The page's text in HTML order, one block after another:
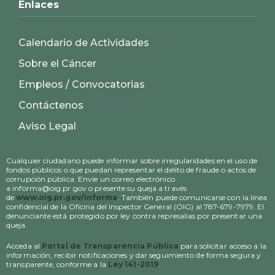
Enlaces
Calendario de Actividades
Sobre el Cáncer
Empleos / Convocatorias
Contáctenos
Aviso Legal
Cualquier ciudadano puede informar sobre irregularidades en el uso de
fondos públicos o que puedan representar el delito de fraude o actos de
corrupción pública. Envíe un correo electrónico
a informa@oig.pr.gov o presente su queja a través
dewww.oig.pr.gov/informa . También puede comunicarse con la línea
confidencial de la Oficina del Inspector General (OIG) al 787-679-7979. El
denunciante está protegido por ley contra represalias por presentar una
queja.
Acceda al Portal de Transparencia Pública para solicitar acceso a la
información, recibir notificaciones y dar seguimiento de forma segura y
transparente, conforme a la Ley 141-2019.